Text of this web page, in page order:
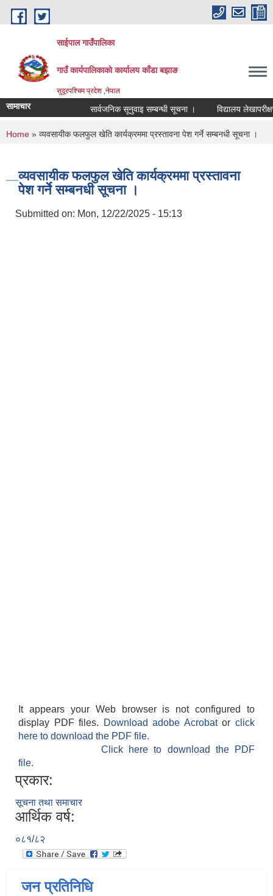
Skip to main content
साईपाल गाउँपालिका
गाउँ कार्यपालिकाकाे कार्यालय काँडा बझाङ
सुदूरपश्चिम प्रदेश ,नेपाल
सामाचार सार्वजनिक सूनुवाइ सम्बन्धी सूचना । विद्यालय
You are here
Home » व्यवसायीक फलफुल खेति कार्यक्रममा प्रस्तावना पेश गर्ने सम्बनधी सूचना ।
व्यवसायीक फलफुल खेति कार्यक्रममा प्रस्तावना
पेश गर्ने सम्बनधी सूचना ।
Submitted on: Mon, 12/22/2025 - 15:13
It appears your Web browser is not configured to
display PDF files.
Download adobe Acrobatorclick
here to download the PDF file.
Click here to download the PDF
file.
प्रकार:
सूचना तथा समाचार
आर्थिक वर्ष:
०८१/८२
जन प्रतिनिधि